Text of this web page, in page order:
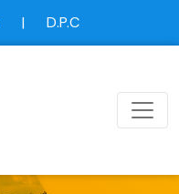
| D.P.C